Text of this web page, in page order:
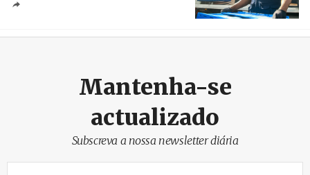
Mantenha-se
actualizado
Subscreva a nossa newsletter diária